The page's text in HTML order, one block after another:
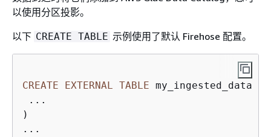
以使用分区投影。
以下 CREATE TABLE 示例使用了默认 Firehose 配置。
CREATE EXTERNAL TABLE my_ingested_data (
...
)
...